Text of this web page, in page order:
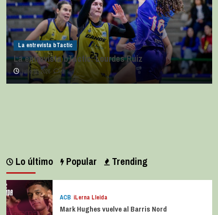
La entrevista bTactic
La entrevista bTactic: Lourdes Ruiz
julio 11, 2026 0
Lo último Popular Trending
ACB iLerna Lleida
Mark Hughes vuelve al Barris Nord